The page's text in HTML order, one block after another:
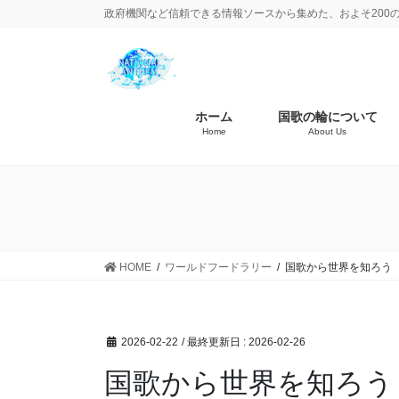
政府機関など信頼できる情報ソースから集めた、およそ200
ホーム
Home
国歌の輪について
About Us
HOME ワールドフードラリー 国歌から世界を知ろ
2026-02-22 / 最終更新日 : 2026-02-26
国歌から世界を知ろ